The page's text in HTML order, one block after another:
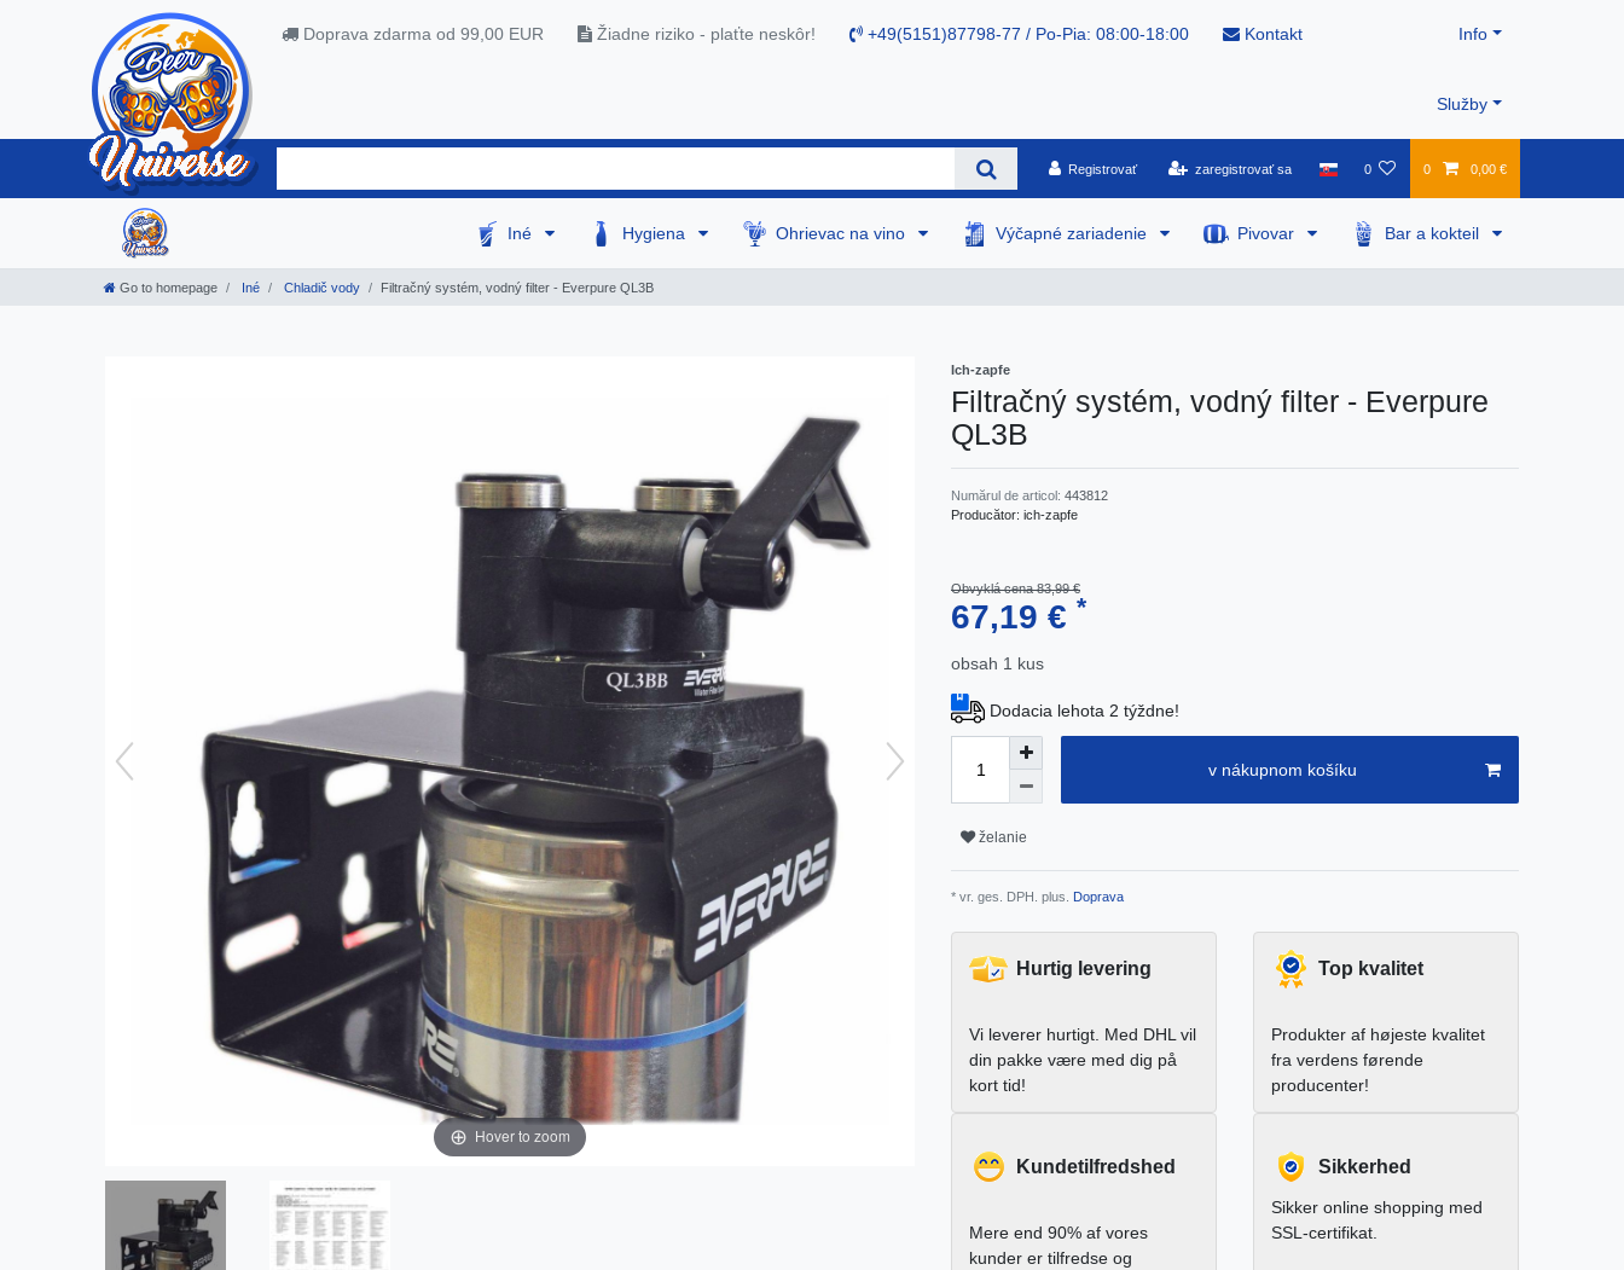
Doprava zdarma od 99,00 EUR Žiadne riziko - plaťte neskôr! +49(5151)87798-77 / Po-Pia: 08:00-18:00 Kontakt Info
Služby
Registrovať zaregistrovať sa 0 0 0,00 €
Iné Hygiena Ohrievac na vino Výčapné zariadenie Pivovar Bar a kokteil
Go to homepage Iné Chladič vody Filtračný systém, vodný filter - Everpure QL3B
Hover to zoom
Ich-zapfe
Filtračný systém, vodný filter - Everpure
QL3B
Numărul de articol: 443812
Producător: ich-zapfe
Obvyklá cena 83,99 €
67,19 € *
obsah 1 kus
Dodacia lehota 2 týždne!
v nákupnom košíku
želanie
* vr. ges. DPH. plus. Doprava
Hurtig levering
Vi leverer hurtigt. Med DHL vil
din pakke være med dig på
kort tid!
Top kvalitet
Produkter af højeste kvalitet
fra verdens førende
producenter!
Kundetilfredshed
Mere end 90% af vores
kunder er tilfredse og
Sikkerhed
Sikker online shopping med
SSL-certifikat.